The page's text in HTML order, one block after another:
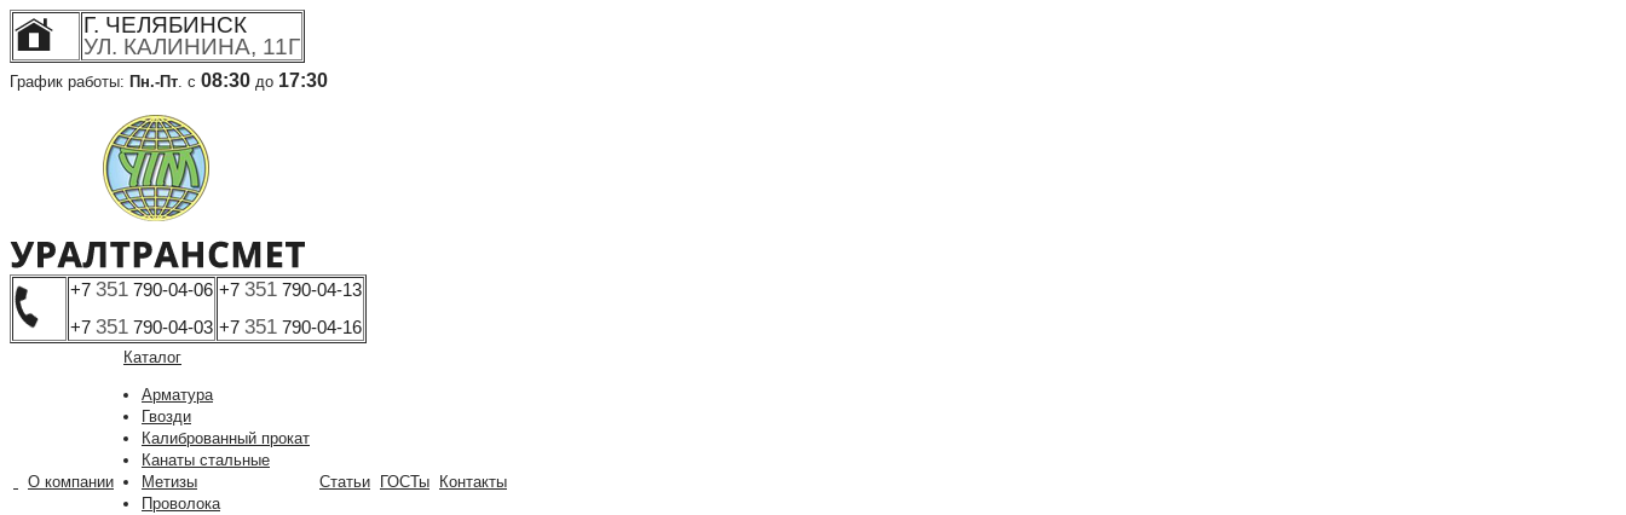
Г. ЧЕЛЯБИНСК
УЛ. КАЛИНИНА, 11Г
График работы: Пн.-Пт. с 08:30 до 17:30
+7 351 790-04-06
+7 351 790-04-03
+7 351 790-04-13
+7 351 790-04-16
О компании
Каталог
Арматура
Гвозди
Калиброванный прокат
Канаты стальные
Метизы
Проволока
Статьи ГОСТы Контакты